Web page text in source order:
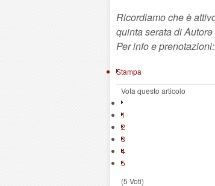
Ricordiamo che è
quinta serata di
Per info e
Stampa
Vota questo articolo
1
2
3
4
5
(5 Voti)